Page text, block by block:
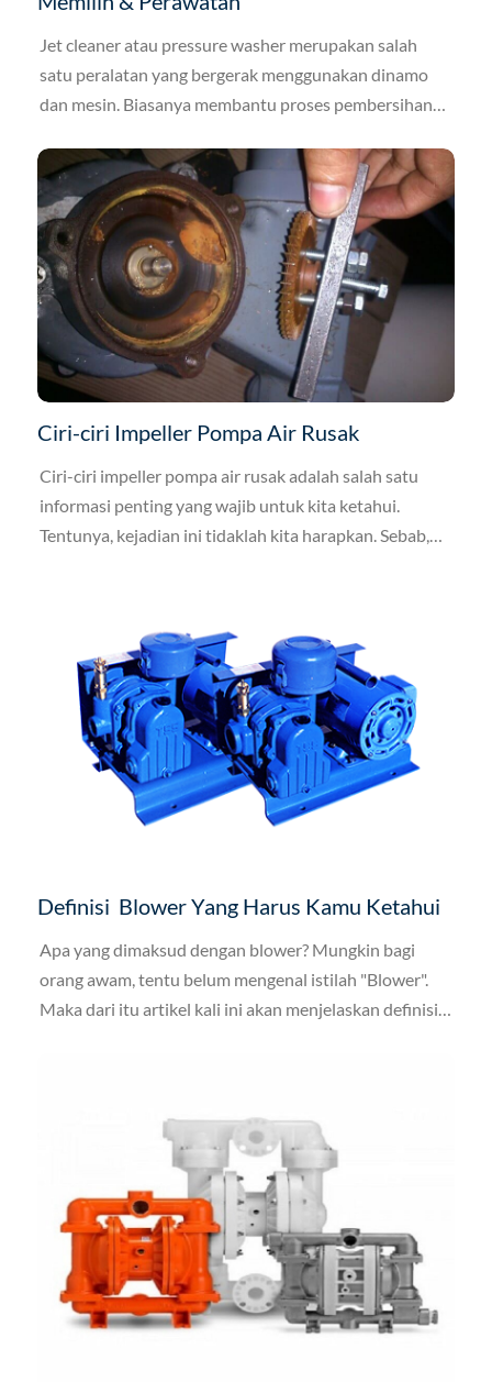
Jet cleaner atau pressure washer merupakan salah
satu peralatan yang bergerak menggunakan dinamo
dan mesin. Biasanya membantu proses pembersihan
properti lainnya. Namun, lebih sering digunakan untuk
membersihkan AC atau pendingin ruangan.
Ciri-ciri Impeller Pompa Air Rusak
Ciri-ciri impeller pompa air rusak adalah salah satu
informasi penting yang wajib untuk kita ketahui.
Tentunya, kejadian ini tidaklah kita harapkan. Sebab,
Definisi Blower Yang Harus Kamu Ketahui
Apa yang dimaksud dengan blower? Mungkin bagi
orang awam, tentu belum mengenal istilah "Blower".
Maka dari itu artikel kali ini akan menjelaskan definisi
langsung saja baca dan simak artikel ini.